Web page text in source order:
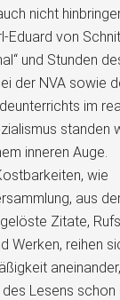
nicht
Eduard von
und Stunden
der NVA sowie
im
standen
inneren Auge.
wie
aus
Zitate,
Werken, reihen
Lesens schon